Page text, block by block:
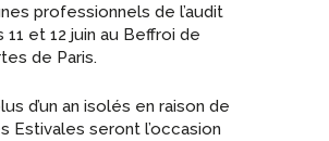
professionnels de l’audit
et 12 juin au Beffroi de
de Paris.
d’un an isolés en raison de
Estivales seront l’occasion